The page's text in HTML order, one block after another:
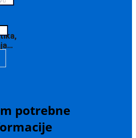
potrebne